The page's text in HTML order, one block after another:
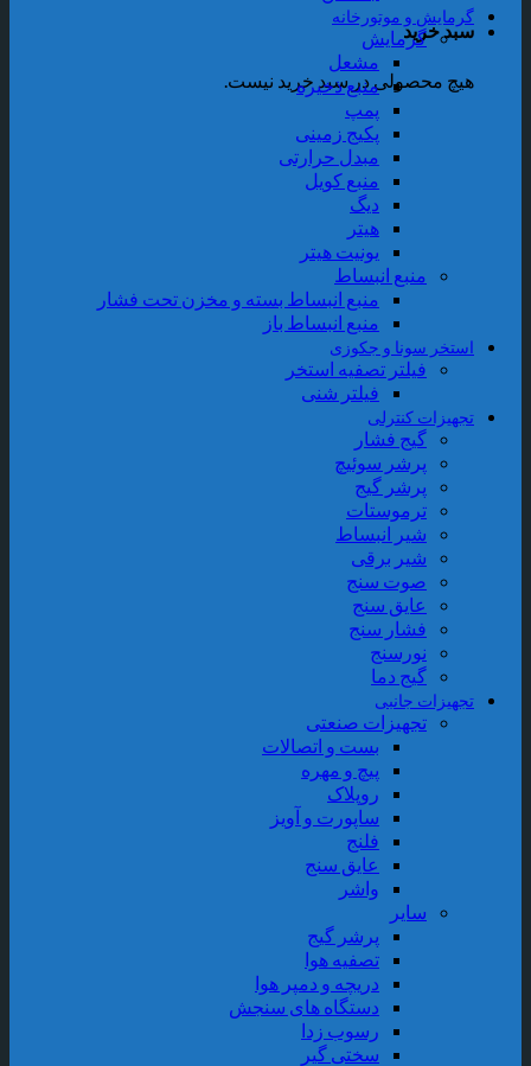
خرید
محصولی در سبد خرید نیست.
و موتورخانه
گرمایش
مشعل
منبع ذخیره
پکیج زمینی
مبدل حرارتی
منبع کویل
یونیت هیتر
منبع انبساط
منبع انبساط بسته و مخزن تحت فشار
منبع انبساط باز
سونا و جکوزی
فیلتر تصفیه استخر
فیلتر شنی
کنترلی
گیج فشار
پرشر سوئیچ
پرشر گیج
ترموستات
شیر انبساط
شیر برقی
صوت سنج
عایق سنج
فشار سنج
نورسنج
گیج دما
جانبی
تجهیزات صنعتی
بست و اتصالات
پیچ و مهره
روپلاک
ساپورت و آویز
عایق سنج
واشر
پرشر گیج
تصفیه هوا
دریچه و دمپر هوا
دستگاه های سنجش
رسوب زدا
سختی گیر